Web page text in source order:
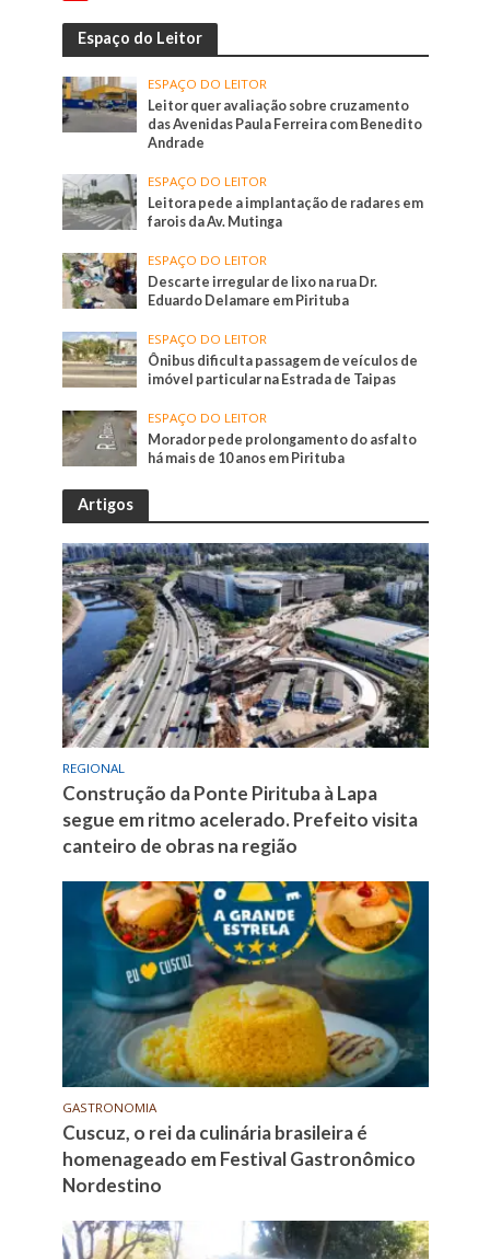
Espaço do Leitor
ESPAÇO DO LEITOR
Leitor quer avaliação sobre cruzamento
das Avenidas Paula Ferreira com Benedito
Andrade
ESPAÇO DO LEITOR
Leitora pede a implantação de radares em
farois da Av. Mutinga
ESPAÇO DO LEITOR
Descarte irregular de lixo na rua Dr.
Eduardo Delamare em Pirituba
ESPAÇO DO LEITOR
Ônibus dificulta passagem de veículos de
imóvel particular na Estrada de Taipas
ESPAÇO DO LEITOR
Morador pede prolongamento do asfalto
há mais de 10 anos em Pirituba
Artigos
REGIONAL
Construção da Ponte Pirituba à Lapa
segue em ritmo acelerado. Prefeito visita
canteiro de obras na região
GASTRONOMIA
Cuscuz, o rei da culinária brasileira é
homenageado em Festival Gastronômico
Nordestino